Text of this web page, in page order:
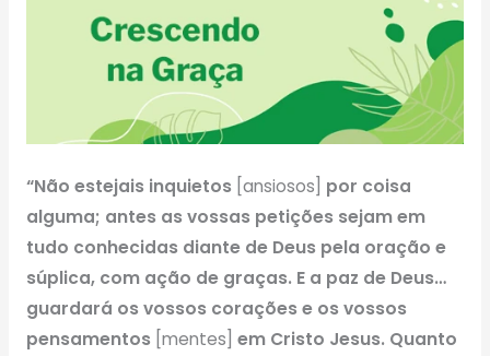
“Não estejais inquietos [ansiosos] por coisa
alguma; antes as vossas petições sejam em
tudo conhecidas diante de Deus pela oração e
súplica, com ação de graças. E a paz de Deus…
guardará os vossos corações e os vossos
pensamentos [mentes] em Cristo Jesus. Quanto